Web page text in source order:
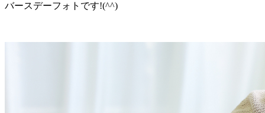
バースデーフォトです!(^^)